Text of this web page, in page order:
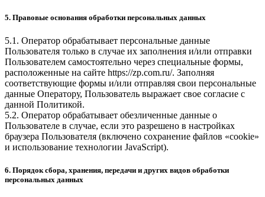
5. Правовые основания обработки персональных данных
5.1. Оператор обрабатывает персональные данные
Пользователя только в случае их заполнения и/или отправки
Пользователем самостоятельно через специальные формы,
расположенные на сайте https://zp.com.ru/. Заполняя
соответствующие формы и/или отправляя свои персональные
данные Оператору, Пользователь выражает свое согласие с
данной Политикой.
5.2. Оператор обрабатывает обезличенные данные о
Пользователе в случае, если это разрешено в настройках
браузера Пользователя (включено сохранение файлов «cookie»
и использование технологии JavaScript).
6. Порядок сбора, хранения, передачи и других видов обработки
персональных данных